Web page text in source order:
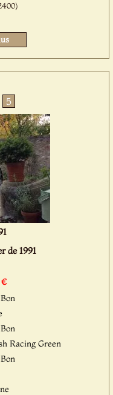
5
de 1991
€
Racing Green